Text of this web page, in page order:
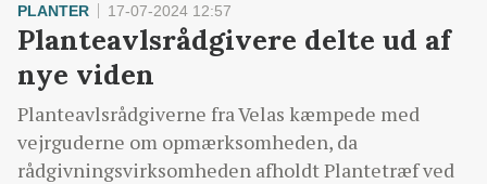
PLANTER 17-07-2024 12:57
Planteavlsrådgivere delte ud af
nye viden
Planteavlsrådgiverne fra Velas kæmpede med
vejrguderne om opmærksomheden, da
rådgivningsvirksomheden afholdt Plantetræf ved